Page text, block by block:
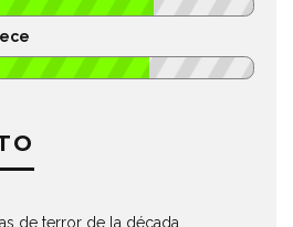
de terror de la década